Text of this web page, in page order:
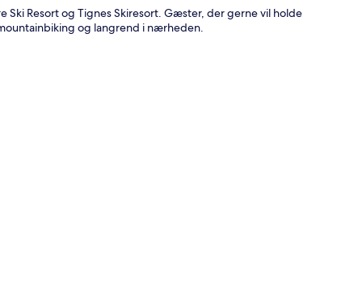
Ski Resort og Tignes Skiresort. Gæster, der gerne vil holde
og langrend i nærheden.